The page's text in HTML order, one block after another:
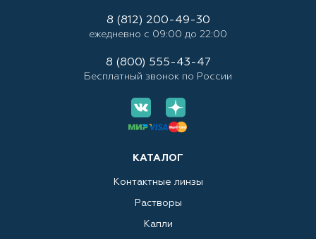
КАТАЛОГ
Контактные линзы
Растворы
Капли
8 (812) 200-49-30
ежедневно с 09:00 до 22:00
8 (800) 555-43-47
Бесплатный звонок по России